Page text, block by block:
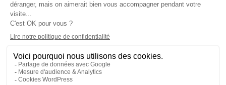
Contactez-nous-Mentions légales-CGV-Politique de
confidentialité-Gestion des cookies